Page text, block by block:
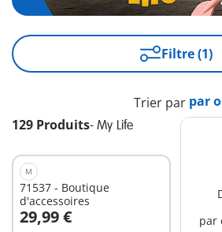
Filtre (1)
129 Produits- My Life
Trier par
par
M
71537 - Boutique
d'accessoires
29,99 €
Au panier Au